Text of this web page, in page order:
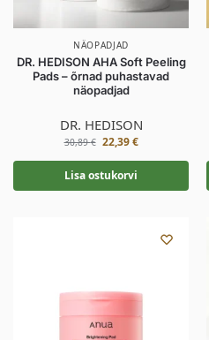
NÄOPADJAD
DR. HEDISON AHA Soft Peeling
Pads – õrnad puhastavad
näopadjad
DR. HEDISON
30,89€ 22,39€
Lisa ostukorvi